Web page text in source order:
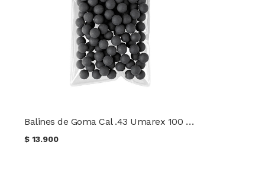
Balines de Goma Cal .43 Umarex 100 unidades
$13.900